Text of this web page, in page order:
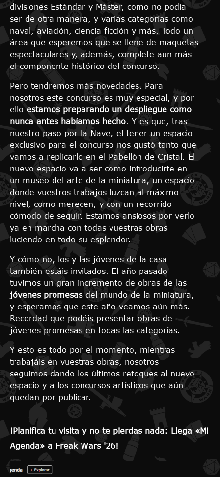
divisiones Estándar y Máster, como no podía
ser de otra manera, y varias categorías como
naval, aviación, ciencia ficción y más. Todo un
área que esperemos que se llene de maquetas
espectaculares y, además, complete aun más
el componente histórico del concurso.
Pero tendremos más novedades. Para
nosotros este concurso es muy especial, y por
elloestamos preparando un despliegue como
nunca antes habíamos hecho. Y es que, tras
nuestro paso por la Nave, el tener un espacio
exclusivo para el concurso nos gustó tanto que
vamos a replicarlo en el Pabellón de Cristal. El
nuevo espacio va a ser como introducirte en
un museo del arte de la miniatura, un espacio
donde vuestros trabajos luzcan al máximo
nivel, como merecen, y con un recorrido
cómodo de seguir. Estamos ansiosos por verlo
ya en marcha con todas vuestras obras
luciendo en todo su esplendor.
Y cómo no, los y las jóvenes de la casa
también estáis invitados. El año pasado
tuvimos un gran incremento de obras de las
jóvenes promesasdel mundo de la miniatura,
y esperamos que este año veamos aún más.
Recordad que podéis presentar obras de
jóvenes promesas en todas las categorías.
Y esto es todo por el momento, mientras
trabajáis en vuestras obras, nosotros
seguimos dando los últimos retoques al nuevo
espacio y a los concursos artísticos que aún
quedan por publicar.
¡Planifica tu visita y no te pierdas nada: Llega «Mi
Agenda» a Freak Wars '26!